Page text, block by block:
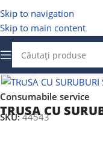
Skip to navigation
Skip to main content
Faceți clic
Consumabile service
TRUSA CU
SKU:44543